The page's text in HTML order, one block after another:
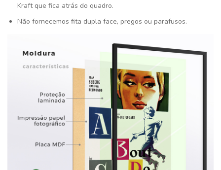
Kraft que fica atrás do quadro.
Não fornecemos fita dupla face, pregos ou parafusos.